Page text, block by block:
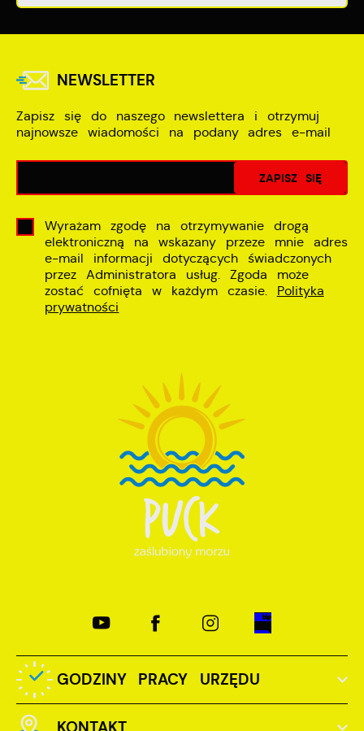
NEWSLETTER
Zapisz się do naszego newslettera i otrzymuj
najnowsze wiadomości na podany adres e-mail
Wyrażam zgodę na otrzymywanie drogą
elektroniczną na wskazany przeze mnie adres
e-mail informacji dotyczących świadczonych
przez Administratora usług. Zgoda może
zostać cofnięta w każdym czasie. Polityka
prywatności
GODZINY PRACY URZĘDU